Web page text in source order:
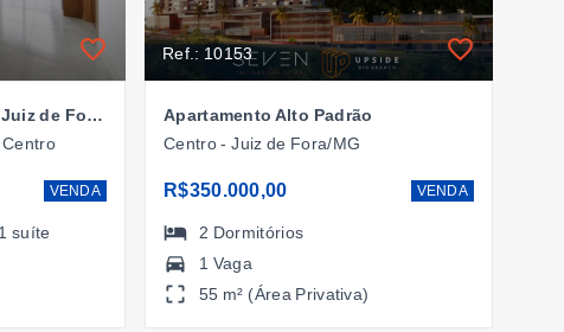
Apartamento no Centro, Juiz de Fora/MG
VENDA
1 suíte
Ref.: 10153
Apartamento Alto Padrão
Centro - Juiz de Fora/MG
R$350.000,00 VENDA
2 Dormitórios
1 Vaga
55 m² (Área Privativa)